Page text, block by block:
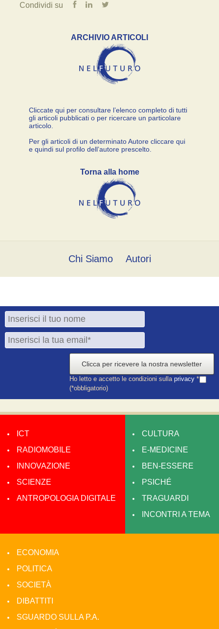
Condividi su
ARCHIVIO ARTICOLI
Cliccate qui per consultare l’elenco completo di tutti
gli articoli pubblicati o per ricercare un particolare
articolo.
Per gli articoli di un determinato Autore cliccare qui
e quindi sul profilo dell’autore prescelto.
Torna alla home
Chi Siamo Autori
Clicca per ricevere la nostra newsletter
Ho letto e accetto le condizioni sulla privacy *
(*obbligatorio)
ICT
RADIOMOBILE
INNOVAZIONE
SCIENZE
ANTROPOLOGIA DIGITALE
CULTURA
E-MEDICINE
BEN-ESSERE
PSICHÉ
TRAGUARDI
INCONTRI A TEMA
ECONOMIA
POLITICA
SOCIETÀ
DIBATTITI
SGUARDO SULLA P.A.